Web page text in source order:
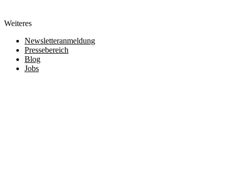
Weiteres
Newsletteranmeldung
Pressebereich
Blog
Jobs